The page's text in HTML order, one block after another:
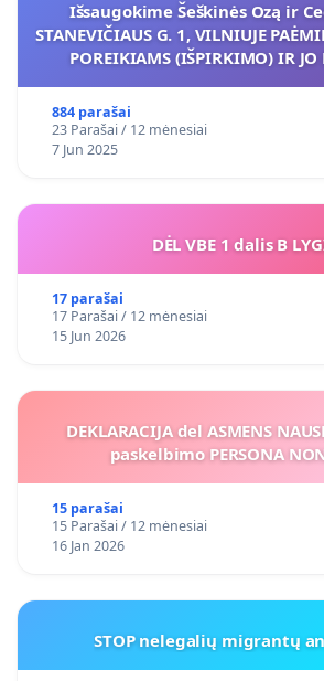
Išsaugokime Šeškinės Ozą ir
STANEVIČIAUS G. 1, VILNIUJE
POREIKIAMS (IŠPIRKIMO) IR JO
884 parašai
23 Parašai / 12 mėnesiai
7 Jun 2025
DĖL VBE 1 dalis B
17 parašai
17 Parašai / 12 mėnesiai
15 Jun 2026
DEKLARACIJA del ASMENS
paskelbimo PERSONA
15 parašai
15 Parašai / 12 mėnesiai
16 Jan 2026
STOP nelegalių migrantų